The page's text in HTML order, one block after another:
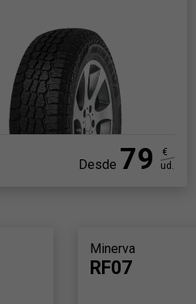
Desde 79
€
ud.
Minerva
RF07